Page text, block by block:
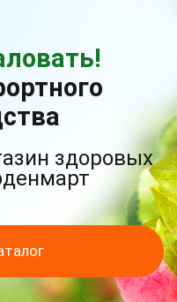
здоровых